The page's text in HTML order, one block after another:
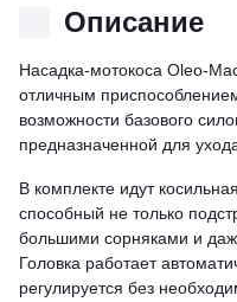
Описание
Насадка-мотокоса Oleo-
отличным
возможности базового
предназначенной для
В комплекте идут
способный не только
большими сорняками и
Головка работает
регулируется без